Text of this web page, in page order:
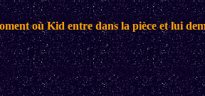
où Kid entre dans la pièce et lui